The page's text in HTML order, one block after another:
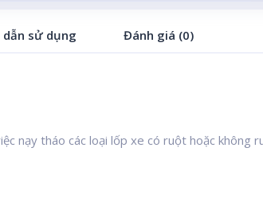
sử dụng Đánh giá (0)
nạy tháo các loại lốp xe có ruột hoặc không